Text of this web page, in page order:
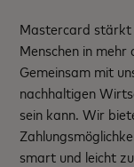
Mastercard
Menschen in
Gemeinsam mit
nachhaltigen
sein kann. Wir
smart und leicht